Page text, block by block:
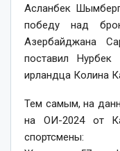
Асланбек
победу над
Азербайджана
поставил
ирландца Колина
Тем самым, на
на ОИ-2024 от
спортсмены: